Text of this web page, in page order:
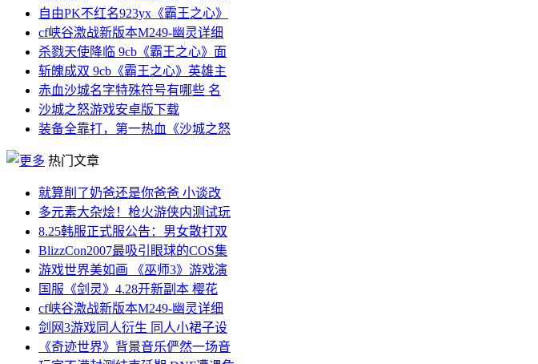
自由PK不红名923yx《霸王之心》
cf峡谷激战新版本M249-幽灵详细
杀戮天使降临 9cb《霸王之心》面
斩魄成双 9cb《霸王之心》英雄主
赤血沙城名字特殊符号有哪些 名
沙城之怒游戏安卓版下载
装备全靠打，第一热血《沙城之怒
热门文章
就算削了奶爸还是你爸爸 小谈改
多元素大杂烩！枪火游侠内测试玩
8.25韩服正式服公告：男女散打双
BlizzCon2007最吸引眼球的COS集
游戏世界美如画 《巫师3》游戏演
国服《剑灵》4.28开新副本 樱花
cf峡谷激战新版本M249-幽灵详细
剑网3游戏同人衍生 同人小裙子设
《奇迹世界》背景音乐俨然一场音